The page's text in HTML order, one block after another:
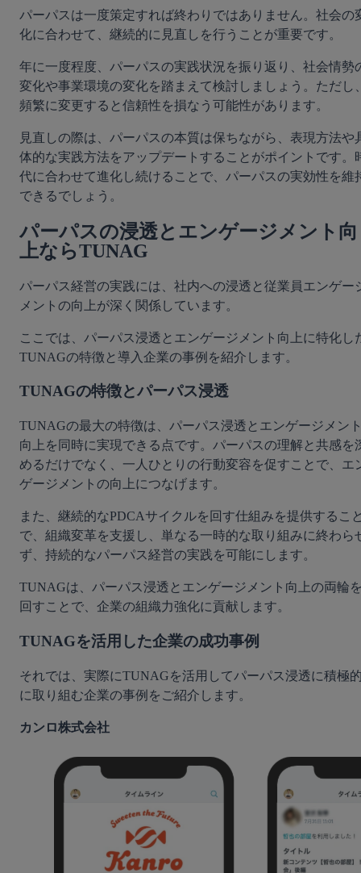
パーパスは一度策定すれば終わりではありません。社会の
化に合わせて、継続的に見直しを行うことが重要です。
年に一度程度、パーパスの実践状況を振り返り、社会情勢
変化や事業環境の変化を踏まえて検討しましょう。ただし
頻繁に変更すると信頼性を損なう可能性があります。
見直しの際は、パーパスの本質は保ちながら、表現方法や
体的な実践方法をアップデートすることがポイントです。
代に合わせて進化し続けることで、パーパスの実効性を維
できるでしょう。
パーパスの浸透とエンゲージメント向
上ならTUNAG
パーパス経営の実践には、社内への浸透と従業員エンゲー
メントの向上が深く関係しています。
ここでは、パーパス浸透とエンゲージメント向上に特化し
TUNAGの特徴と導入企業の事例を紹介します。
TUNAGの特徴とパーパス浸透
TUNAGの最大の特徴は、パーパス浸透とエンゲージメン
向上を同時に実現できる点です。パーパスの理解と共感を
めるだけでなく、一人ひとりの行動変容を促すことで、エ
ゲージメントの向上につなげます。
また、継続的なPDCAサイクルを回す仕組みを提供するこ
で、組織変革を支援し、単なる一時的な取り組みに終わら
ず、持続的なパーパス経営の実践を可能にします。
TUNAGは、パーパス浸透とエンゲージメント向上の両輪
回すことで、企業の組織力強化に貢献します。
TUNAGを活用した企業の成功事例
それでは、実際にTUNAGを活用してパーパス浸透に積極
に取り組む企業の事例をご紹介します。
カンロ株式会社